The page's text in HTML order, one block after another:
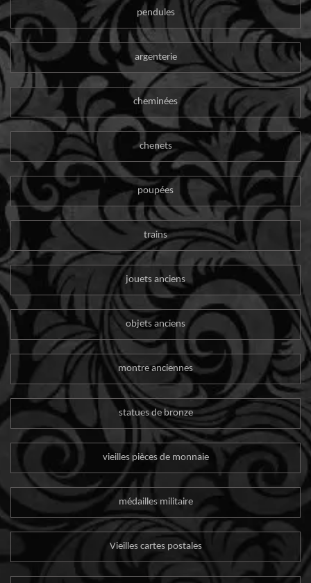
pendules
argenterie
cheminées
chenets
poupées
trains
jouets anciens
objets anciens
montre anciennes
statues de bronze
vieilles pièces de monnaie
médailles militaire
Vieilles cartes postales